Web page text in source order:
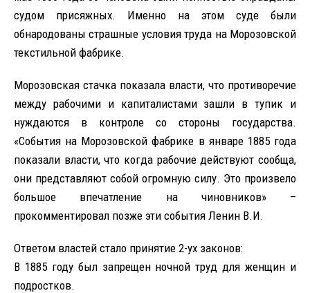
судом присяжных. Именно на этом суде были
обнародованы страшные условия труда на Морозовской
текстильной фабрике.
Морозовская стачка показала власти, что противоречие
между рабочими и капиталистами зашли в тупик и
нуждаются в контроле со стороны государства.
«События на Морозовской фабрике в январе 1885 года
показали власти, что когда рабочие действуют сообща,
они представляют собой огромную силу. Это произвело
большое впечатление на чиновников» –
прокомментировал позже эти события Ленин В.И.
Ответом властей стало принятие 2-ух законов:
В 1885 году был запрещен ночной труд для женщин и
подростков.